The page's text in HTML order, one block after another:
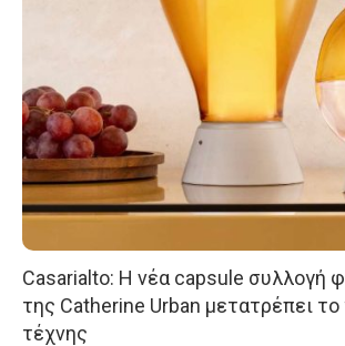
Casarialto: Η νέα capsule συλλογή
της Catherine Urban μετατρέπει το
τέχνης